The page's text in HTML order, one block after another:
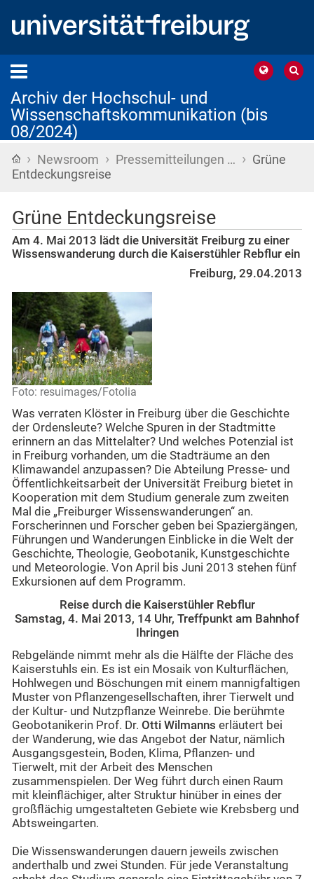
Archiv der Hochschul- und
Wissenschaftskommunikation (bis
08/2024)
Startseite
› Newsroom › Pressemitteilungen … › Grüne
Entdeckungsreise
Grüne Entdeckungsreise
Am 4. Mai 2013 lädt die Universität Freiburg zu einer
Wissenswanderung durch die Kaiserstühler Rebflur ein
Freiburg, 29.04.2013
Foto: resuimages/Fotolia
Was verraten Klöster in Freiburg über die Geschichte
der Ordensleute? Welche Spuren in der Stadtmitte
erinnern an das Mittelalter? Und welches Potenzial ist
in Freiburg vorhanden, um die Stadträume an den
Klimawandel anzupassen? Die Abteilung Presse- und
Öffentlichkeitsarbeit der Universität Freiburg bietet in
Kooperation mit dem Studium generale zum zweiten
Mal die „Freiburger Wissenswanderungen“ an.
Forscherinnen und Forscher geben bei Spaziergängen,
Führungen und Wanderungen Einblicke in die Welt der
Geschichte, Theologie, Geobotanik, Kunstgeschichte
und Meteorologie. Von April bis Juni 2013 stehen fünf
Exkursionen auf dem Programm.
Reise durch die Kaiserstühler Rebflur
Samstag, 4. Mai 2013, 14 Uhr, Treffpunkt am Bahnhof
Ihringen
Rebgelände nimmt mehr als die Hälfte der Fläche des
Kaiserstuhls ein. Es ist ein Mosaik von Kulturflächen,
Hohlwegen und Böschungen mit einem mannigfaltigen
Muster von Pflanzengesellschaften, ihrer Tierwelt und
der Kultur- und Nutzpflanze Weinrebe. Die berühmte
Geobotanikerin Prof. Dr. Otti Wilmanns erläutert bei
der Wanderung, wie das Angebot der Natur, nämlich
Ausgangsgestein, Boden, Klima, Pflanzen- und
Tierwelt, mit der Arbeit des Menschen
zusammenspielen. Der Weg führt durch einen Raum
mit kleinflächiger, alter Struktur hinüber in eines der
großflächig umgestalteten Gebiete wie Krebsberg und
Abtsweingarten.
Die Wissenswanderungen dauern jeweils zwischen
anderthalb und zwei Stunden. Für jede Veranstaltung